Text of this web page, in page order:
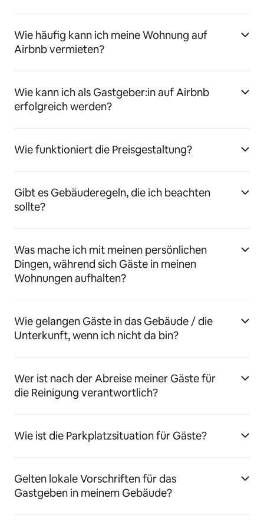
Wie häufig kann ich meine Wohnung auf
Airbnb vermieten?
Wie kann ich als Gastgeber:in auf Airbnb
erfolgreich werden?
Wie funktioniert die Preisgestaltung?
Gibt es Gebäuderegeln, die ich beachten
sollte?
Was mache ich mit meinen persönlichen
Dingen, während sich Gäste in meinen
Wohnungen aufhalten?
Wie gelangen Gäste in das Gebäude / die
Unterkunft, wenn ich nicht da bin?
Wer ist nach der Abreise meiner Gäste für
die Reinigung verantwortlich?
Wie ist die Parkplatzsituation für Gäste?
Gelten lokale Vorschriften für das
Gastgeben in meinem Gebäude?